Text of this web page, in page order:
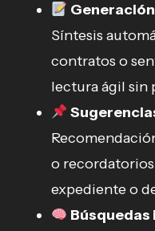
Síntesis
contratos o
lectura ágil sin
o
expediente o